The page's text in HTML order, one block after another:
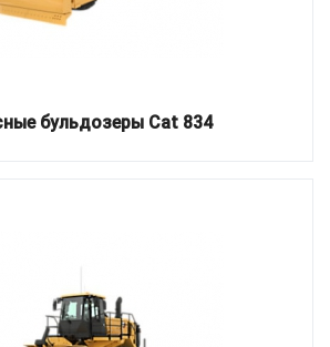
бульдозеры Cat 834